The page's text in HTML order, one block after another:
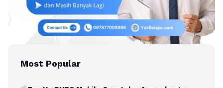
Most Popular